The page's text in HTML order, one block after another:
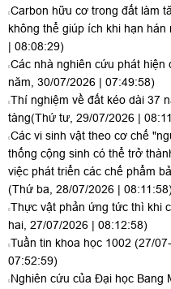
Carbon hữu cơ trong đất làm
không thể giúp ích khi hạn hán
| 08:08:29)
Các nhà nghiên cứu phát
năm, 30/07/2026 | 07:49:58)
Thí nghiệm về đất kéo dài 37
tàng(Thứ tư, 29/07/2026 |
Các vi sinh vật theo cơ chế
thống cộng sinh có thể trở
việc phát triển các chế phẩm
(Thứ ba, 28/07/2026 |
Thực vật phản ứng tức thì khi
hai, 27/07/2026 | 08:12:58)
Tuần tin khoa học 1002 (27/
07:52:59)
Nghiên cứu của Đại học Bang